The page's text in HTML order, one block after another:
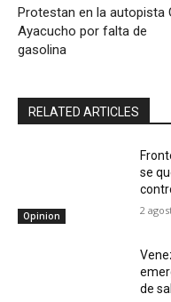
Protestan en la autopista
Ayacucho por falta de
gasolina
RELATED ARTICLES
Opinion
se
2
de